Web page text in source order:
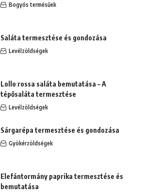
Bogyós termésűek
Saláta termesztése és gondozása
Levélzöldségek
Lollo rossa saláta bemutatása – A
tépősaláta termesztése
Levélzöldségek
Sárgarépa termesztése és gondozása
Gyökérzöldségek
Elefántormány paprika termesztése és
bemutatása